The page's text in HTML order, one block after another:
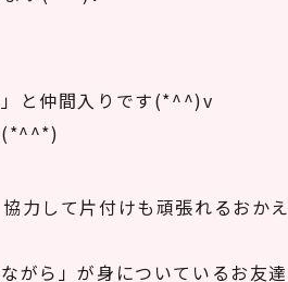
と仲間入りです(*^^)v
(*^^*)
力して片付けも頑張れるおかえ
がら」が身についているお友達